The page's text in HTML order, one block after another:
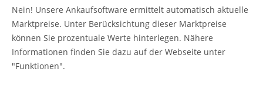
Nein! Unsere Ankaufsoftware ermittelt automatisch aktuelle
Marktpreise. Unter Berücksichtung dieser Marktpreise
können Sie prozentuale Werte hinterlegen. Nähere
Informationen finden Sie dazu auf der Webseite unter
"Funktionen".